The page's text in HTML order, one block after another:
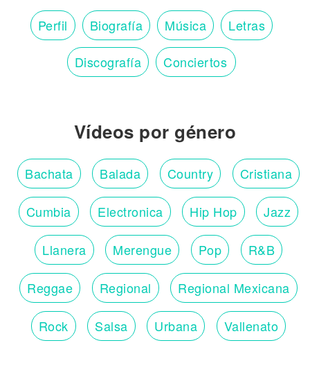
Perfil Biografía Música Letras
Discografía Conciertos
Vídeos por género
Bachata Balada Country Cristiana
Cumbia Electronica Hip Hop Jazz
Llanera Merengue Pop R&B
Reggae Regional Regional Mexicana
Rock Salsa Urbana Vallenato